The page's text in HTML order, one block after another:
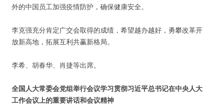
外的中国员工加强疫情防护，确保健康安全。
李克强充分肯定广交会取得的成绩，希望越办越好，勇攀改革开
放新高地，拓展互利共赢新格局。
李希、胡春华、肖捷等出席。
全国人大常委会党组举行会议学习贯彻习近平总书记在中央人大
工作会议上的重要讲话和会议精神